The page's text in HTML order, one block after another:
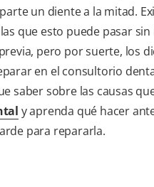
un diente a la mitad.
que esto puede pasar
pero por suerte, los
en el consultorio
saber sobre las causas
y aprenda qué hacer
para repararla.